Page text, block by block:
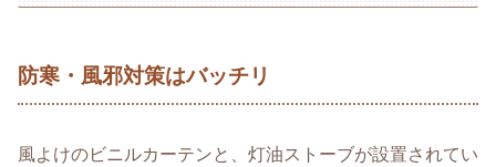
防寒・風邪対策はバッチリ
風よけのビニルカーテンと、灯油ストーブが設置されてい